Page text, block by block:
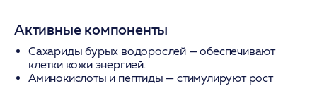
Активные компоненты
Сахариды бурых водорослей — обеспечивают
клетки кожи энергией.
Аминокислоты и пептиды — стимулируют рост